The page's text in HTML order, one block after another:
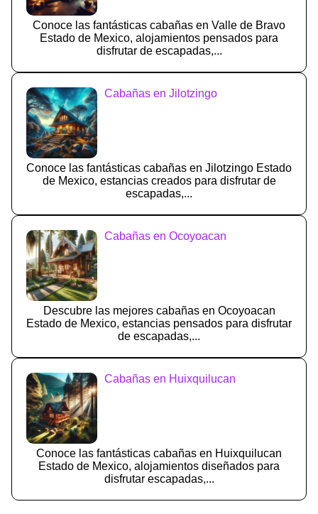
Conoce las fantásticas cabañas en Valle de Bravo
Estado de Mexico, alojamientos pensados para
disfrutar de escapadas,...
Cabañas en Jilotzingo
Conoce las fantásticas cabañas en Jilotzingo Estado
de Mexico, estancias creados para disfrutar de
escapadas,...
Cabañas en Ocoyoacan
Descubre las mejores cabañas en Ocoyoacan
Estado de Mexico, estancias pensados para disfrutar
de escapadas,...
Cabañas en Huixquilucan
Conoce las fantásticas cabañas en Huixquilucan
Estado de Mexico, alojamientos diseñados para
disfrutar escapadas,...